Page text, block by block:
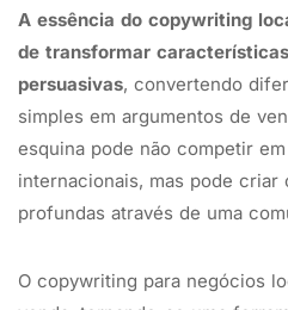
A essência do copywriting
de transformar
persuasivas, convertendo
simples em argumentos de
esquina pode não competir
internacionais, mas pode criar
profundas através de uma
O copywriting para negócios